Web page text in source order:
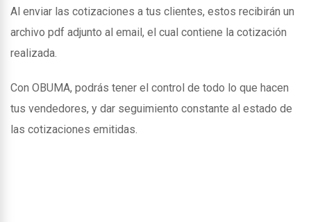
Al enviar las cotizaciones a tus clientes, estos recibirán un
archivo pdf adjunto al email, el cual contiene la cotización
realizada.
Con OBUMA, podrás tener el control de todo lo que hacen
tus vendedores, y dar seguimiento constante al estado de
las cotizaciones emitidas.